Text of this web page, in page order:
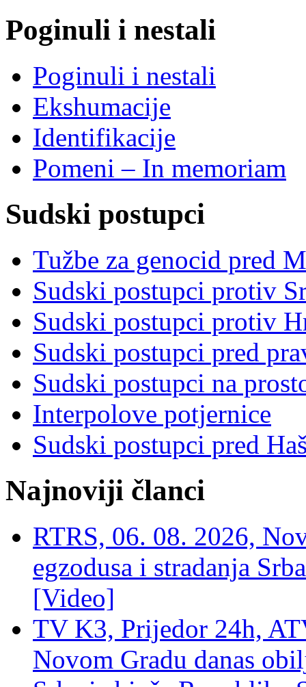
Poginuli i nestali
Poginuli i nestali
Ekshumacije
Identifikacije
Pomeni – In memoriam
Sudski postupci
Tužbe za genocid pred
Sudski postupci protiv
Sudski postupci protiv
Sudski postupci pred
Sudski postupci na
Interpolove potjernice
Sudski postupci pred
Najnoviji članci
RTRS, 06. 08. 2026,
egzodusa i stradanja
[Video]
TV K3, Prijedor 24h,
Novom Gradu danas